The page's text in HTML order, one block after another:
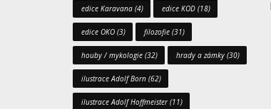
edice Karavana (4) edice KOD (18)
edice OKO (3) filozofie (31)
houby / mykologie (32) hrady a zámky (30)
ilustrace Adolf Born (62)
ilustrace Adolf Hoffmeister(11)